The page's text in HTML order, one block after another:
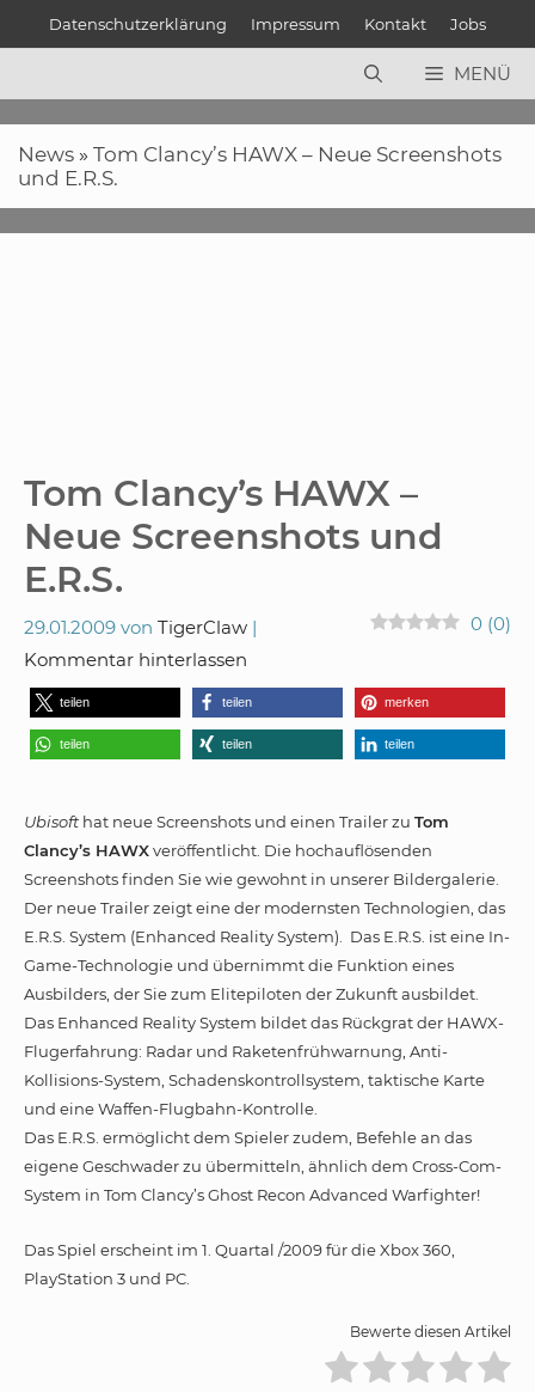
Datenschutzerklärung Impressum Kontakt Jobs
MENÜ
News » Tom Clancy’s HAWX – Neue Screenshots
und E.R.S.
Tom Clancy’s HAWX –
Neue Screenshots und
E.R.S.
29.01.2009 von TigerClaw 0 (0)
Kommentar hinterlassen
teilen teilen merken
teilen teilen teilen
Ubisoft hat neue Screenshots und einen Trailer zu Tom
Clancy’s HAWXveröffentlicht. Die hochauflösenden
Screenshots finden Sie wie gewohnt in unserer Bildergalerie.
Der neue Trailer zeigt eine der modernsten Technologien, das
E.R.S. System (Enhanced Reality System). Das E.R.S. ist eine In-
Game-Technologie und übernimmt die Funktion eines
Ausbilders, der Sie zum Elitepiloten der Zukunft ausbildet.
Das Enhanced Reality System bildet das Rückgrat der HAWX-
Flugerfahrung: Radar und Raketenfrühwarnung, Anti-
Kollisions-System, Schadenskontrollsystem, taktische Karte
und eine Waffen-Flugbahn-Kontrolle.
Das E.R.S. ermöglicht dem Spieler zudem, Befehle an das
eigene Geschwader zu übermitteln, ähnlich dem Cross-Com-
System in Tom Clancy’s Ghost Recon Advanced Warfighter!
Das Spiel erscheint im 1. Quartal /2009 für die Xbox 360,
PlayStation 3 und PC.
Bewerte diesen Artikel